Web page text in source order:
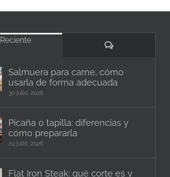
Reciente
Comentarios
Salmuera para carne, cómo
usarla de forma adecuada
30 julio, 2026
Picaña o tapilla: diferencias y
cómo prepararla
20 julio, 2026
Flat Iron Steak: qué corte es y